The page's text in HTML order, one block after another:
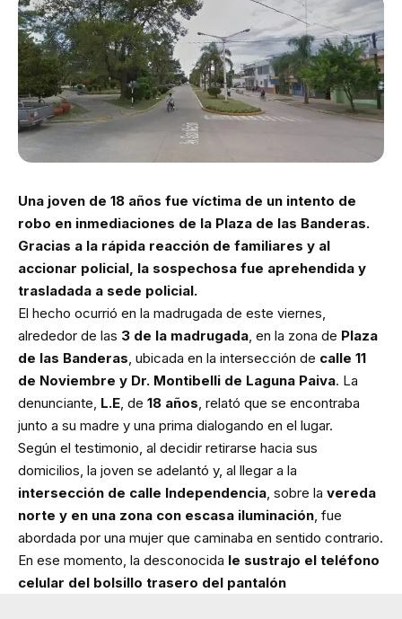
Una joven de 18 años fue víctima de un intento de
robo en inmediaciones de la Plaza de las Banderas.
Gracias a la rápida reacción de familiares y al
accionar policial, la sospechosa fue aprehendida y
trasladada a sede policial.
El hecho ocurrió en la madrugada de este viernes,
alrededor de las 3 de la madrugada, en la zona de Plaza
de las Banderas, ubicada en la intersección de calle 11
de Noviembre y Dr. Montibelli de Laguna Paiva. La
denunciante, L.E, de 18 años, relató que se encontraba
junto a su madre y una prima dialogando en el lugar.
Según el testimonio, al decidir retirarse hacia sus
domicilios, la joven se adelantó y, al llegar a la
intersección de calle Independencia, sobre la vereda
norte y en una zona con escasa iluminación, fue
abordada por una mujer que caminaba en sentido contrario.
En ese momento, la desconocida le sustrajo el teléfono
celular del bolsillo trasero del pantalón